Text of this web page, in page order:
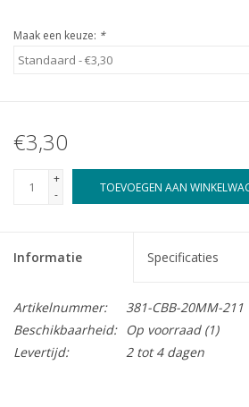
Maak een keuze: *
€3,30
+
-
TOEVOEGEN AAN
Informatie Specificaties
Artikelnummer:
381-CBB-20MM-211
Beschikbaarheid:
Op voorraad(1)
Levertijd:
2 tot 4 dagen